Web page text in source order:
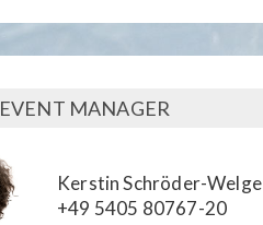
EVENT MANAGER
Kerstin Schröder-Welge
+49 5405 80767-20